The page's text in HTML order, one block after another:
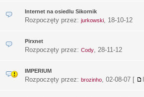
Internet na osiedlu Sikornik
Rozpoczęty przez: jurkowski, 18-10-12
Pirxnet
Rozpoczęty przez: Cody, 28-11-12
IMPERIUM
Rozpoczęty przez: brozinho, 02-08-07 [